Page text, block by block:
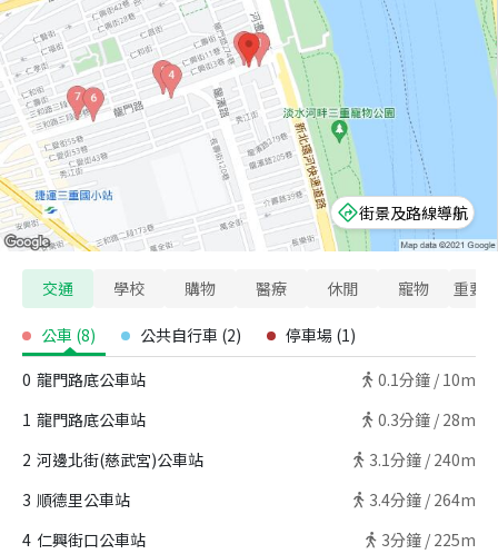
街景及路線導航
交通 學校 購物 醫療 休閒 寵物 重要
公車 (8) 公共自行車 (2) 停車場 (1)
0 龍門路底公車站 0.1分鐘 / 10m
1 龍門路底公車站 0.3分鐘 / 28m
2 河邊北街(慈武宮)公車站 3.1分鐘 / 240m
3 順德里公車站 3.4分鐘 / 264m
4 仁興街口公車站 3分鐘 / 225m